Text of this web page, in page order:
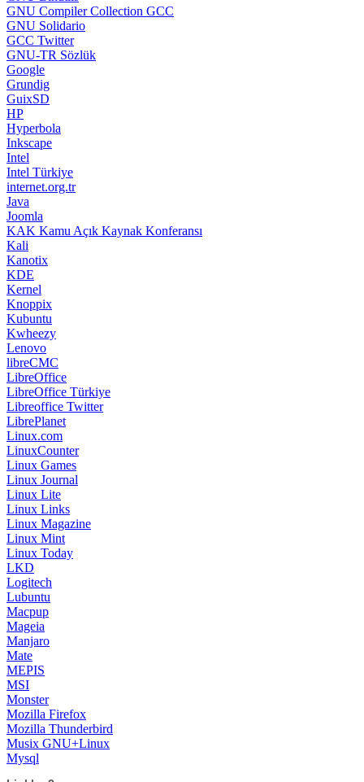
GNU Compiler Collection GCC
GNU Solidario
GCC Twitter
GNU-TR Sözlük
Google
Grundig
GuixSD
HP
Hyperbola
Inkscape
Intel
Intel Türkiye
internet.org.tr
Java
Joomla
KAK Kamu Açık Kaynak Konferansı
Kali
Kanotix
KDE
Kernel
Knoppix
Kubuntu
Kwheezy
Lenovo
libreCMC
LibreOffice
LibreOffice Türkiye
Libreoffice Twitter
LibrePlanet
Linux.com
LinuxCounter
Linux Games
Linux Journal
Linux Lite
Linux Links
Linux Magazine
Linux Mint
Linux Today
LKD
Logitech
Lubuntu
Macpup
Mageia
Manjaro
Mate
MEPIS
MSI
Monster
Mozilla Firefox
Mozilla Thunderbird
Musix GNU+Linux
Mysql